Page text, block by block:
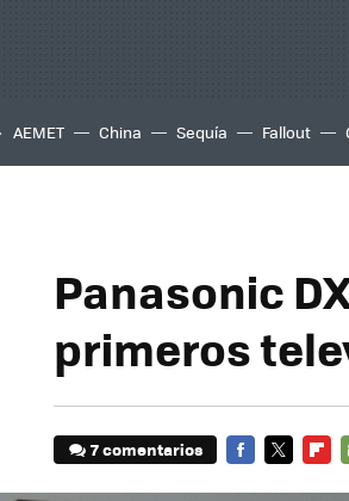
AEMET China Sequía Fallout
Panasonic
primeros
7 comentarios